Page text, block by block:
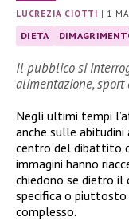
LUCREZIA CIOTTI | 1
DIETA
Il pubblico si
alimentazione, sport
Negli ultimi tempi
anche sulle abitudini
centro del dibattito
immagini hanno
chiedono se dietro il
specifica o piuttosto
complesso.